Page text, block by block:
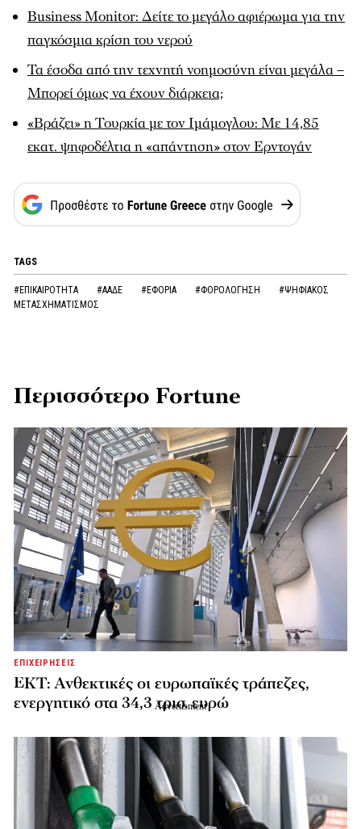
Βusiness Monitor: Δείτε το μεγάλο αφιέρωμα για την
παγκόσμια κρίση του νερού
Τα έσοδα από την τεχνητή νοημοσύνη είναι μεγάλα –
Μπορεί όμως να έχουν διάρκεια;
«Βράζει» η Τουρκία με τον Ιμάμογλου: Με 14,85
εκατ. ψηφοδέλτια η «απάντηση» στον Ερντογάν
TAGS
#ΕΠΙΚΑΙΡΟΤΗΤΑ #ΑΑΔΕ #ΕΦΟΡΙΑ #ΦΟΡΟΛΟΓΗΣΗ
#ΨΗΦΙΑΚΟΣ
ΜΕΤΑΣΧΗΜΑΤΙΣΜΟΣ
Περισσότερο Fortune
ΕΠΙΧΕΙΡΗΣΕΙΣ
ΕΚΤ: Ανθεκτικές οι ευρωπαϊκές τράπεζες,
ενεργητικό στα 34,3 τρισ. ευρώ